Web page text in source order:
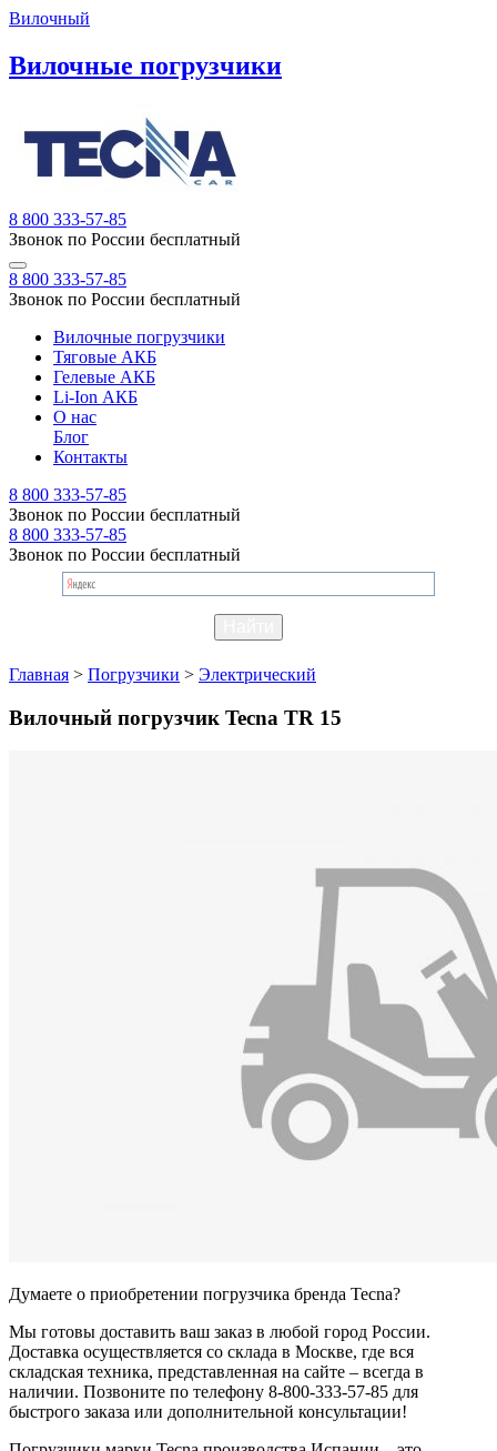
Вилочный
Вилочные погрузчики
8 800 333-57-85
Звонок по России бесплатный
8 800 333-57-85
Звонок по России бесплатный
Вилочные погрузчики
Тяговые АКБ
Гелевые АКБ
Li-Ion АКБ
О нас
Блог
Контакты
8 800 333-57-85
Звонок по России бесплатный
8 800 333-57-85
Звонок по России бесплатный
Главная > Погрузчики > Электрический
Вилочный погрузчик Tecna TR 15
Думаете о приобретении погрузчика бренда Tecna?
Мы готовы доставить ваш заказ в любой город России.
Доставка осуществляется со склада в Москве, где вся
складская техника, представленная на сайте – всегда в
наличии. Позвоните по телефону 8-800-333-57-85 для
быстрого заказа или дополнительной консультации!